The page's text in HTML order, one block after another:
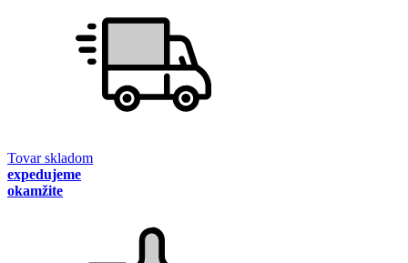
Tovar skladom
expedujeme
okamžite